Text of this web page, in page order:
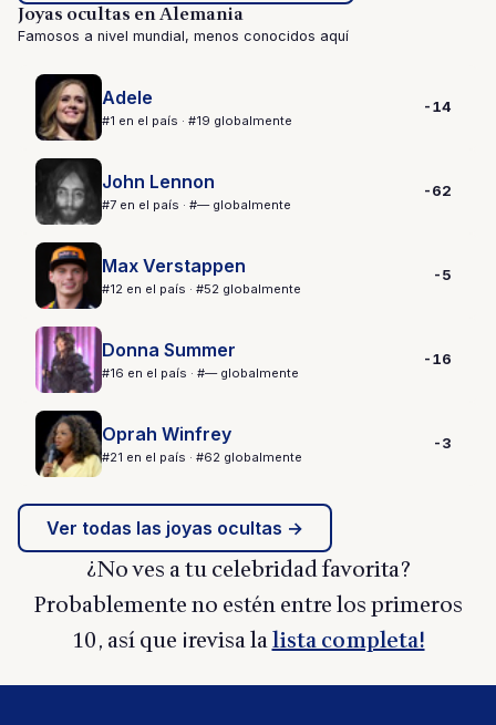
Joyas ocultas en Alemania
Famosos a nivel mundial, menos conocidos aquí
Adele
#1 en el país · #19 globalmente
-14
John Lennon
#7 en el país · #— globalmente
-62
Max Verstappen
#12 en el país · #52 globalmente
-5
Donna Summer
#16 en el país · #— globalmente
-16
Oprah Winfrey
#21 en el país · #62 globalmente
-3
Ver todas las joyas ocultas →
¿No ves a tu celebridad favorita?
Probablemente no estén entre los primeros
10, así que ¡revisa lalista completa!